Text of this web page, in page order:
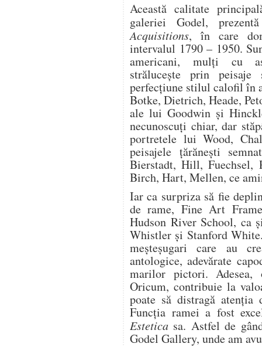
Această calitate
galeriei Godel,
Acquisitions, în care
intervalul 1790 – 1950.
americani, mulți cu
strălucește prin
perfecțiune stilul calofil în
Botke, Dietrich, Heade,
ale lui Goodwin și
necunoscuți chiar, dar
portretele lui Wood,
peisajele țărănești
Bierstadt, Hill,
Birch, Hart, Mellen, ce
Iar ca surpriza să fie
de rame, Fine Art
Hudson River School, ca
Whistler și Stanford
meșteșugari care au
antologice, adevărate
marilor pictori.
Oricum, contribuie la
poate să distragă
Funcția ramei a fost
Estetica sa. Astfel de
Godel Gallery, unde am